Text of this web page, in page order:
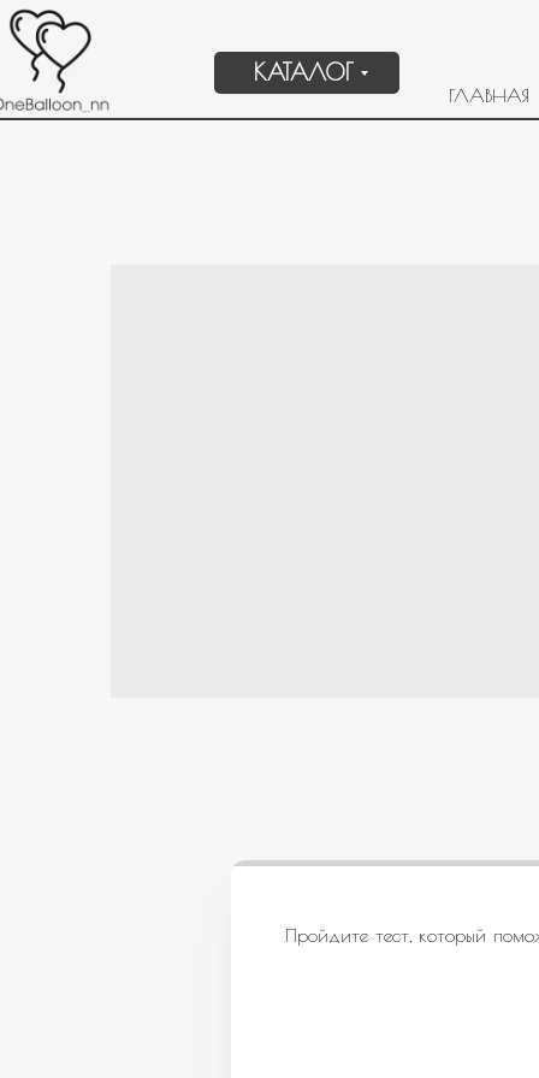
ГЛАВНАЯ
КАТАЛОГ
Пройдите тест, который